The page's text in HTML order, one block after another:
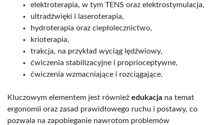
elektroterapia, w tym TENS oraz elektrostymulacja,
ultradźwięki i laseroterapia,
hydroterapia oraz ciepłolecznictwo,
krioterapia,
trakcja, na przykład wyciąg lędźwiowy,
ćwiczenia stabilizacyjne i proprioceptywne,
ćwiczenia wzmacniające i rozciągające.
Kluczowym elementem jest również edukacja na temat
ergonomii oraz zasad prawidłowego ruchu i postawy, co
pozwala na zapobieganie nawrotom problemów